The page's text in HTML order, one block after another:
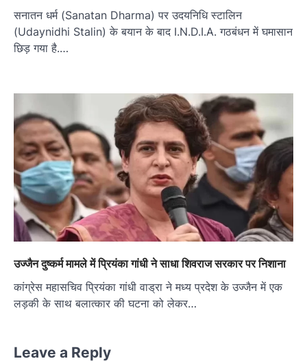
सनातन धर्म (Sanatan Dharma) पर उदयनिधि स्टालिन
(Udaynidhi Stalin) के बयान के बाद I.N.D.I.A. गठबंधन में घमासान
छिड़ गया है.…
उज्जैन दुष्कर्म मामले में प्रियंका गांधी ने साधा शिवराज सरकार पर निशाना
कांग्रेस महासचिव प्रियंका गांधी वाड्रा ने मध्य प्रदेश के उज्जैन में एक
लड़की के साथ बलात्कार की घटना को लेकर…
Leave a Reply